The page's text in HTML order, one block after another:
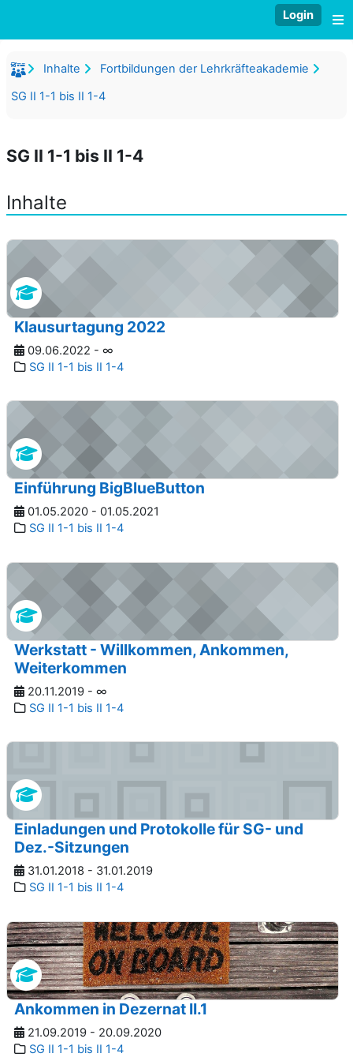
Login
Inhalte
Fortbildungen der Lehrkräfteakademie
SG II 1-1 bis II 1-4
SG II 1-1 bis II 1-4
Inhalte
Klausurtagung 2022
09.06.2022 - ∞
SG II 1-1 bis II 1-4
Einführung BigBlueButton
01.05.2020 - 01.05.2021
SG II 1-1 bis II 1-4
Werkstatt - Willkommen, Ankommen,
Weiterkommen
20.11.2019 - ∞
SG II 1-1 bis II 1-4
Einladungen und Protokolle für SG- und
Dez.-Sitzungen
31.01.2018 - 31.01.2019
SG II 1-1 bis II 1-4
Ankommen in Dezernat II.1
21.09.2019 - 20.09.2020
SG II 1-1 bis II 1-4